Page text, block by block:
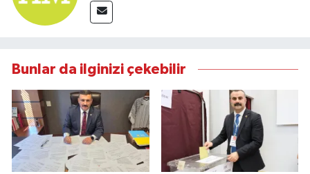
Bunlar da ilginizi çekebilir